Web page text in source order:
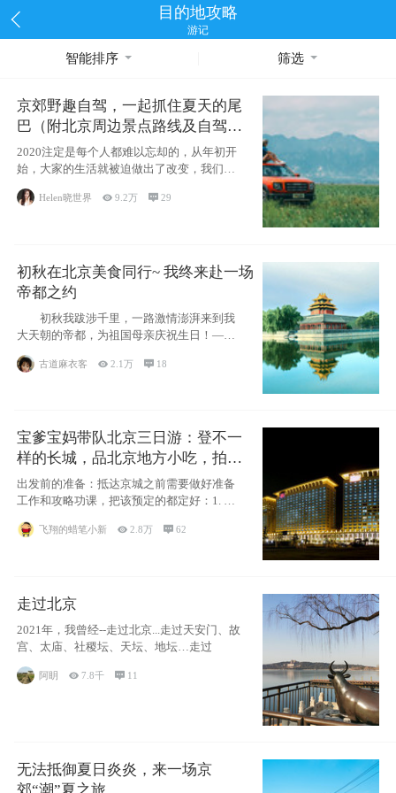
目的地攻略
游记
智能排序 筛选
京郊野趣自驾，一起抓住夏天的尾
巴（附北京周边景点路线及自驾攻
略）
2020注定是每个人都难以忘却的，从年初开
始，大家的生活就被迫做出了改变，我们也
不例外。本来双双辞职是为
Helen晓世界 9.2万 29
初秋在北京美食同行~ 我终来赴一场
帝都之约
初秋我跋涉千里，一路激情澎湃来到我
大天朝的帝都，为祖国母亲庆祝生日！——
古道麻衣客 2.1万  18
宝爹宝妈带队北京三日游：登不一
样的长城，品北京地方小吃，拍盘
古七星夜景！
出发前的准备：抵达京城之前需要做好准备
工作和攻略功课，把该预定的都定好：1. 酒
飞翔的蜡笔小新 2.8万 62
走过北京
2021年，我曾经--走过北京...走过天安门、故
宫、太庙、社稷坛、天坛、地坛…走过
阿眀 7.8千  11
无法抵御夏日炎炎，来一场京